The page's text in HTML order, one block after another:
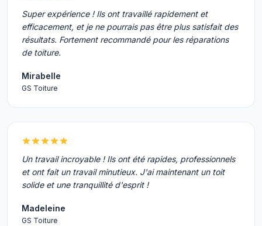
Super expérience ! Ils ont travaillé rapidement et
efficacement, et je ne pourrais pas être plus satisfait des
résultats. Fortement recommandé pour les réparations
de toiture.
Mirabelle
GS Toiture
Un travail incroyable ! Ils ont été rapides, professionnels
et ont fait un travail minutieux. J'ai maintenant un toit
solide et une tranquillité d'esprit !
Madeleine
GS Toiture